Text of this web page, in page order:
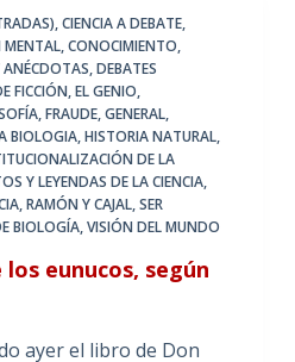
,CIENCIA A DEBATE,
MENTAL,CONOCIMIENTO,
ANÉCDOTAS,DEBATES
FICCIÓN,EL GENIO,
,FRAUDE,GENERAL,
BIOLOGIA,HISTORIA NATURAL,
DE LA
Y LEYENDAS DE LA CIENCIA,
,RAMÓN Y CAJAL,SER
BIOLOGÍA,VISIÓN DEL MUNDO
eunucos, según
el libro de Don